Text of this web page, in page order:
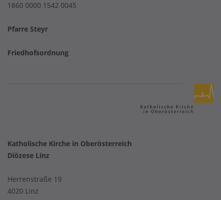
1860 0000 1542 0045
Pfarre Steyr
Friedhofsordnung
Katholische Kirche in Oberösterreich
Diözese Linz
Herrenstraße 19
4020 Linz